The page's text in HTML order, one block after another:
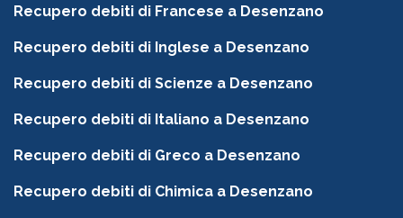
Recupero debiti di Francese a Desenzano
Recupero debiti di Inglese a Desenzano
Recupero debiti di Scienze a Desenzano
Recupero debiti di Italiano a Desenzano
Recupero debiti di Greco a Desenzano
Recupero debiti di Chimica a Desenzano